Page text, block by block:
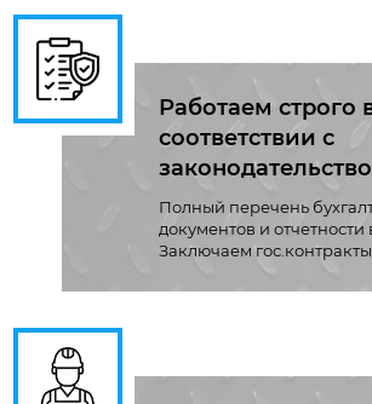
Работаем строго
соответствии с
Полный перечень
документов и отчетности
Заключаем гос.контракты